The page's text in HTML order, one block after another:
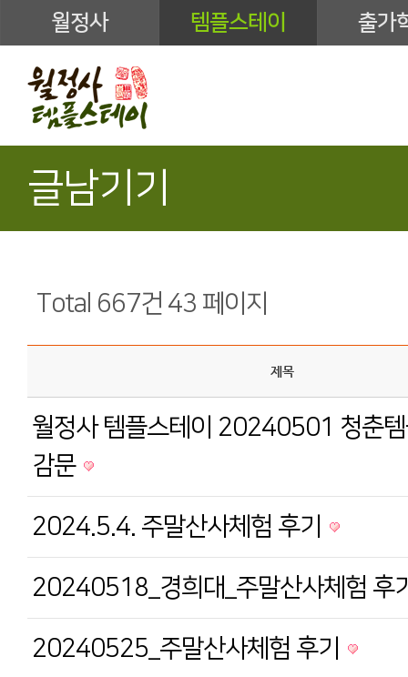
월정사 템플스테이 출가
글남기기
Total 667건 43 페이지
제목
월정사 템플스테이 20240501 청춘
감문
2024.5.4. 주말산사체험 후기
20240518_경희대_주말산사체험 후
20240525_주말산사체험 후기